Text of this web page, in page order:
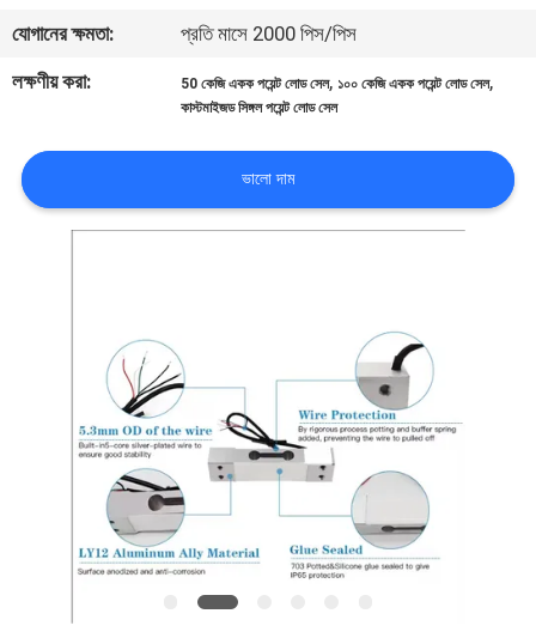
যোগাযোগ
করুন
উদ্ধৃতির
জন্য
আবেদন
গোপনীয়তা
যোগানের ক্ষমতা:
প্রতি মাসে 2000 পিস/পিস
লক্ষণীয় করা:
50 কেজি একক পয়েন্ট লোড সেল, ১০০ কেজি একক পয়েন্ট লোড সেল,
কাস্টমাইজড সিঙ্গল পয়েন্ট লোড সেল
ভালো দাম